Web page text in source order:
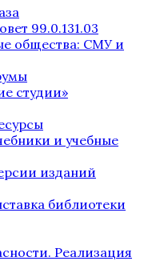
99.0.131.03
общества: СМУ и
студии»
и учебные
изданий
библиотеки
Реализация